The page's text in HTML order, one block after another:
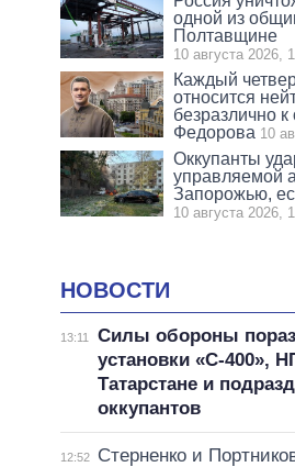
одной из
Полтавщине
10 августа 2026,
Каждый
относится
безразлично к
Федорова 10
Оккупанты
управляемой
Запорожью,
10 августа 2026,
НОВОСТИ
13:11
Силы обороны
установки «С-400»,
Татарстане и
оккупантов
12:52
Стерненко и